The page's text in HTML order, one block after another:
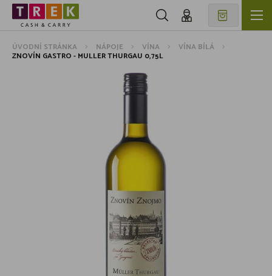
ÚVODNÍ STRÁNKA NÁPOJE VÍNA VÍNA BÍLÁ
ZNOVÍN GASTRO - MULLER THURGAU 0,75L